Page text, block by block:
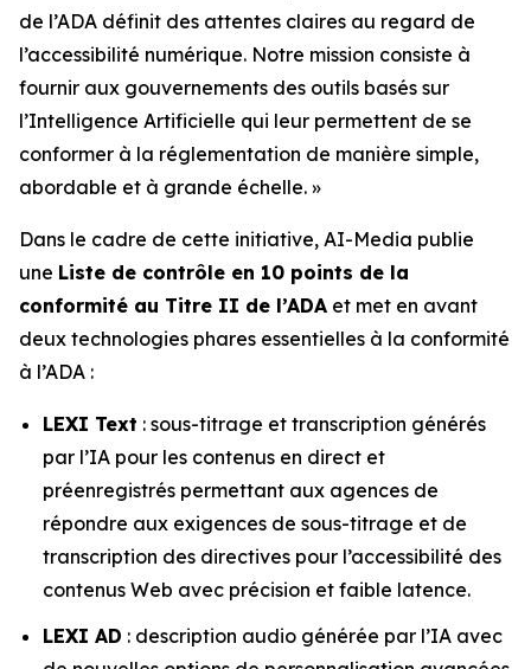
de l’ADA définit des attentes claires au regard de
l’accessibilité numérique. Notre mission consiste à
fournir aux gouvernements des outils basés sur
l’Intelligence Artificielle qui leur permettent de se
conformer à la réglementation de manière simple,
abordable et à grande échelle. »
Dans le cadre de cette initiative, AI-Media publie
une Liste de contrôle en 10 points de la
conformité au Titre II de l’ADA et met en avant
deux technologies phares essentielles à la conformité
à l’ADA :
LEXI Text : sous-titrage et transcription générés
par l’IA pour les contenus en direct et
préenregistrés permettant aux agences de
répondre aux exigences de sous-titrage et de
transcription des directives pour l’accessibilité des
contenus Web avec précision et faible latence.
LEXI AD : description audio générée par l’IA avec